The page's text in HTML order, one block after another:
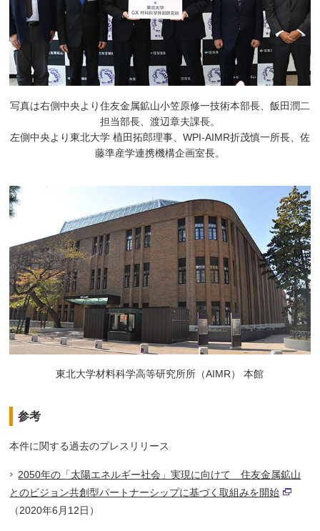
写真は右側中央より住友金属鉱山小笠原修一技術本部長、飯田潤二
担当部長、渡辺章夫課長。
左側中央より東北大学 植田拓郎理事、WPI-AIMR折茂慎一所長、佐
藤準産学連携機構企画室長。
東北大学材料科学高等研究所所（AIMR） 本館
参考
本件に関する過去のプレスリリース
2050年の「太陽エネルギー社会」実現に向けて 住友金属鉱山
とのビジョン共創型パートナーシップに基づく取組みを開始
（2020年6月12日）